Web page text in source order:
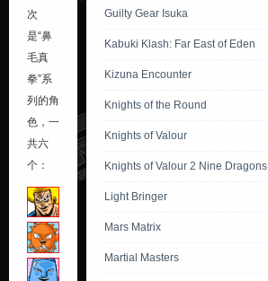
次
是“鼻
毛真
拳”系
列的角
色，一
共六
个：
Guilty Gear Isuka
Kabuki Klash: Far East of Eden
Kizuna Encounter
Knights of the Round
Knights of Valour
Knights of Valour 2 Nine Dragons
Light Bringer
Mars Matrix
Martial Masters